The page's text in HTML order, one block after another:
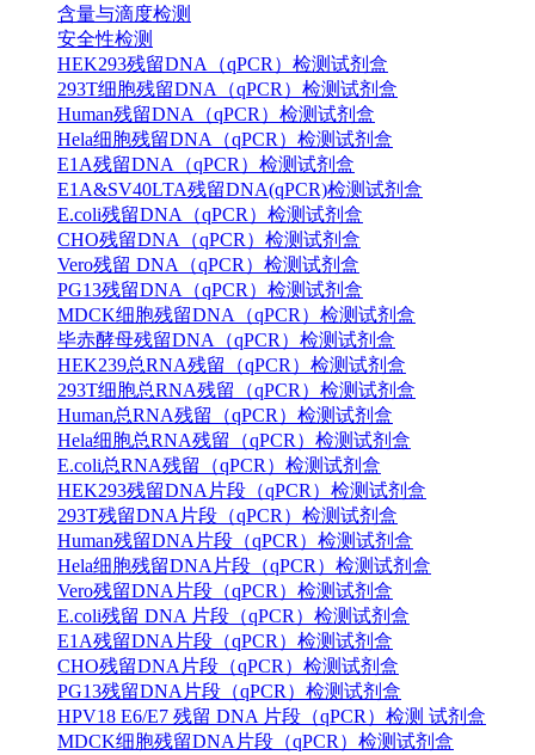
含量与滴度检测
安全性检测
HEK293残留DNA（qPCR）检测试剂盒
293T细胞残留DNA（qPCR）检测试剂盒
Human残留DNA（qPCR）检测试剂盒
Hela细胞残留DNA（qPCR）检测试剂盒
E1A残留DNA（qPCR）检测试剂盒
E1A&SV40LTA残留DNA(qPCR)检测试剂盒
E.coli残留DNA（qPCR）检测试剂盒
CHO残留DNA（qPCR）检测试剂盒
Vero残留 DNA（qPCR）检测试剂盒
PG13残留DNA（qPCR）检测试剂盒
MDCK细胞残留DNA（qPCR）检测试剂盒
毕赤酵母残留DNA（qPCR）检测试剂盒
HEK239总RNA残留（qPCR）检测试剂盒
293T细胞总RNA残留（qPCR）检测试剂盒
Human总RNA残留（qPCR）检测试剂盒
Hela细胞总RNA残留（qPCR）检测试剂盒
E.coli总RNA残留（qPCR）检测试剂盒
HEK293残留DNA片段（qPCR）检测试剂盒
293T残留DNA片段（qPCR）检测试剂盒
Human残留DNA片段（qPCR）检测试剂盒
Hela细胞残留DNA片段（qPCR）检测试剂盒
Vero残留DNA片段（qPCR）检测试剂盒
E.coli残留 DNA 片段（qPCR）检测试剂盒
E1A残留DNA片段（qPCR）检测试剂盒
CHO残留DNA片段（qPCR）检测试剂盒
PG13残留DNA片段（qPCR）检测试剂盒
HPV18 E6/E7 残留 DNA 片段（qPCR）检测 试剂盒
MDCK细胞残留DNA片段（qPCR）检测试剂盒